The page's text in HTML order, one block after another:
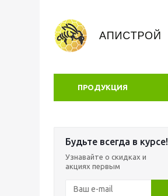
ПРОДУКЦИЯ
Будьте всегда в курсе!
Узнавайте о скидках и
акциях первым